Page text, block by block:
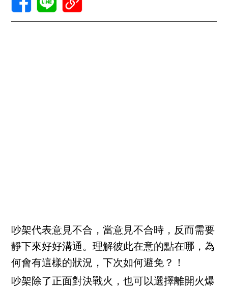
吵架代表意見不合，當意見不合時，反而需要
靜下來好好溝通。理解彼此在意的點在哪，為
何會有這樣的狀況，下次如何避免？！
吵架除了正面對決戰火，也可以選擇離開火爆